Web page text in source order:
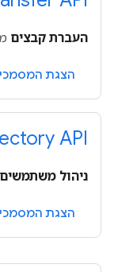
העברת קבצים
הצגת
API
ניהול
הצגת